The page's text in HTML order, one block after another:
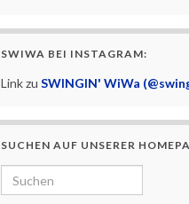
SWIWA BEI INSTAGRAM:
Link zu SWINGIN' WiWa
SUCHEN AUF UNSERER
Search for: